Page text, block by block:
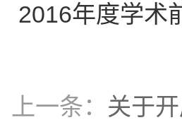
2016年度学术
上一条： 关于